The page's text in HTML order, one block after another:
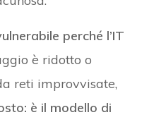
perché l’IT
è ridotto o
reti improvvisate,
è il modello di